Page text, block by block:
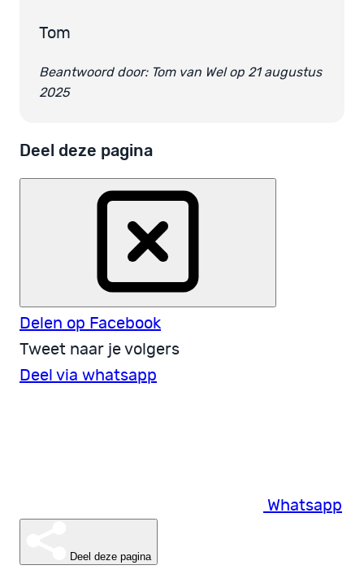
Tom
Beantwoord door: Tom van Wel op 21 augustus
2025
Deel deze pagina
Delen op Facebook
Tweet naar je volgers
Deel via whatsapp
Whatsapp
Deel deze pagina